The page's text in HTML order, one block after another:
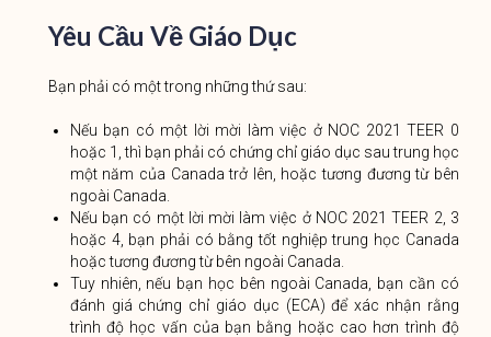
Yêu Cầu Về Giáo Dục
Bạn phải có một trong những thứ sau:
Nếu bạn có một lời mời làm việc ở NOC 2021 TEER 0
hoặc 1, thì bạn phải có chứng chỉ giáo dục sau trung học
một năm của Canada trở lên, hoặc tương đương từ bên
ngoài Canada.
Nếu bạn có một lời mời làm việc ở NOC 2021 TEER 2, 3
hoặc 4, bạn phải có bằng tốt nghiệp trung học Canada
hoặc tương đương từ bên ngoài Canada.
Tuy nhiên, nếu bạn học bên ngoài Canada, bạn cần có
đánh giá chứng chỉ giáo dục (ECA) để xác nhận rằng
trình độ học vấn của bạn bằng hoặc cao hơn trình độ